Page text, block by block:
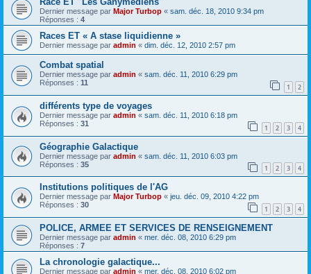
Dernier message par Major Turbop « sam. déc. 18, 2010 9:34 pm
Réponses : 4
Races ET « A stase liquidienne »
Dernier message par admin « dim. déc. 12, 2010 2:57 pm
Combat spatial
Dernier message par admin « sam. déc. 11, 2010 6:29 pm
Réponses : 11 1 2
différents type de voyages
Dernier message par admin « sam. déc. 11, 2010 6:18 pm
Réponses : 31 1 2 3 4
Géographie Galactique
Dernier message par admin « sam. déc. 11, 2010 6:03 pm
Réponses : 35 1 2 3 4
Institutions politiques de l'AG
Dernier message par Major Turbop « jeu. déc. 09, 2010 4:22 pm
Réponses : 30 1 2 3 4
POLICE, ARMEE ET SERVICES DE RENSEIGNEMENT
Dernier message par admin « mer. déc. 08, 2010 6:29 pm
Réponses : 7
La chronologie galactique...
Dernier message par admin « mer. déc. 08, 2010 6:02 pm